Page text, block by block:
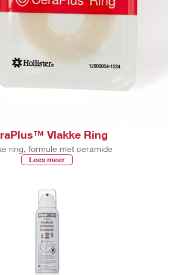
Vlakke Ring
ring, formule met ceramide
Lees meer